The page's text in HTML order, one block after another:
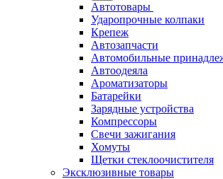
Автотовары
Ударопрочные колпаки
Крепеж
Автозапчасти
Автомобильные
Автоодеяла
Ароматизаторы
Батарейки
Зарядные устройства
Компрессоры
Свечи зажигания
Хомуты
Щетки стеклоочистителя
Эксклюзивные товары